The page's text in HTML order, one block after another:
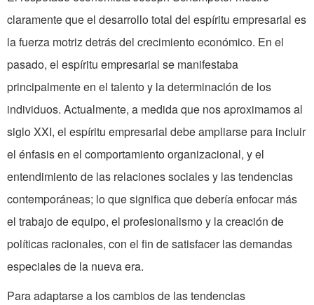
claramente que el desarrollo total del espíritu empresarial es
la fuerza motriz detrás del crecimiento económico. En el
pasado, el espíritu empresarial se manifestaba
principalmente en el talento y la determinación de los
individuos. Actualmente, a medida que nos aproximamos al
siglo XXI, el espíritu empresarial debe ampliarse para incluir
el énfasis en el comportamiento organizacional, y el
entendimiento de las relaciones sociales y las tendencias
contemporáneas; lo que significa que debería enfocar más
el trabajo de equipo, el profesionalismo y la creación de
políticas racionales, con el fin de satisfacer las demandas
especiales de la nueva era.
Para adaptarse a los cambios de las tendencias